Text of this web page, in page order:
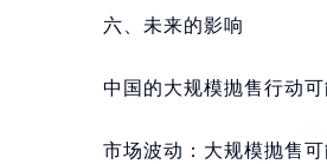
六、未来的影响
中国的大规模抛售行动
市场波动：大规模抛售